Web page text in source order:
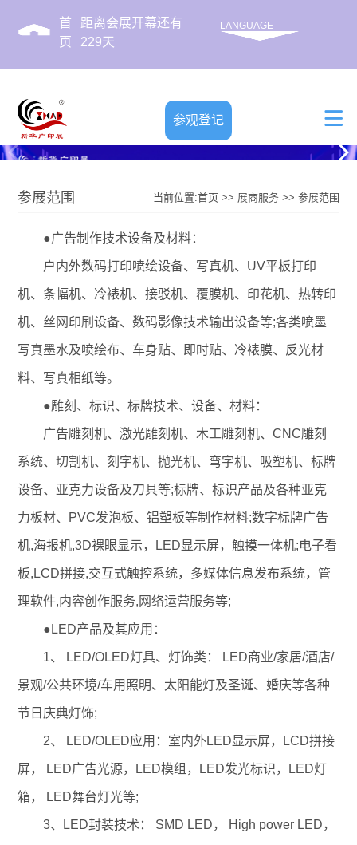
首
页
距离会展开幕还有
229天
LANGUAGE
参观登记
参展范围 当前位置:首页 >> 展商服务>> 参展范围
●广告制作技术设备及材料：
户内外数码打印喷绘设备、写真机、UV平板打印
机、条幅机、冷裱机、接驳机、覆膜机、印花机、热转印
机、丝网印刷设备、数码影像技术输出设备等;各类喷墨
写真墨水及喷绘布、车身贴、即时贴、冷裱膜、反光材
料、写真相纸等。
●雕刻、标识、标牌技术、设备、材料：
广告雕刻机、激光雕刻机、木工雕刻机、CNC雕刻
系统、切割机、刻字机、抛光机、弯字机、吸塑机、标牌
设备、亚克力设备及刀具等;标牌、标识产品及各种亚克
力板材、PVC发泡板、铝塑板等制作材料;数字标牌广告
机,海报机,3D裸眼显示，LED显示屏，触摸一体机;电子看
板,LCD拼接,交互式触控系统，多媒体信息发布系统，管
理软件,内容创作服务,网络运营服务等;
●LED产品及其应用：
1、 LED/OLED灯具、灯饰类： LED商业/家居/酒店/
景观/公共环境/车用照明、太阳能灯及圣诞、婚庆等各种
节日庆典灯饰;
2、 LED/OLED应用：室内外LED显示屏，LCD拼接
屏， LED广告光源，LED模组，LED发光标识，LED灯
箱， LED舞台灯光等;
3、LED封装技术： SMD LED， High power LED，